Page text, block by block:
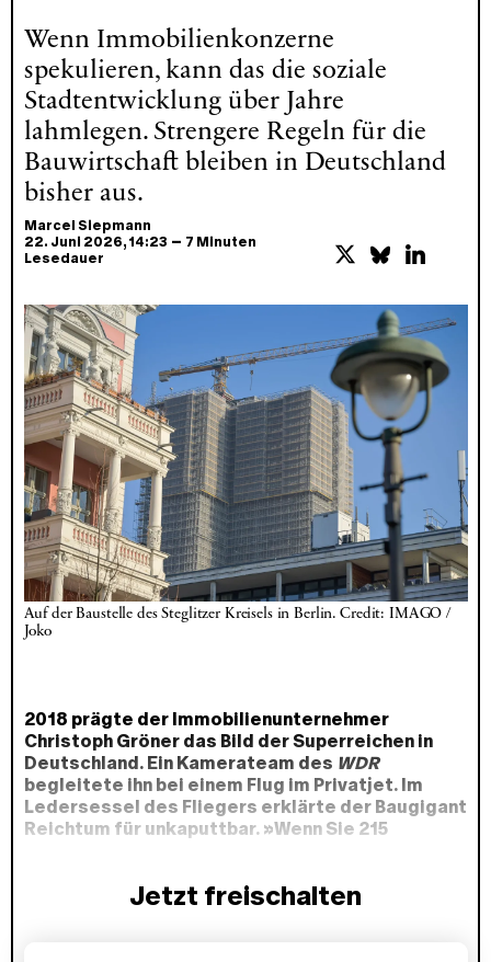
Wenn Immobilienkonzerne
spekulieren, kann das die soziale
Stadtentwicklung über Jahre
lahmlegen. Strengere Regeln für die
Bauwirtschaft bleiben in Deutschland
bisher aus.
Marcel Siepmann
22. Juni 2026, 14:23 – 7 Minuten
Lesedauer
Auf der Baustelle des Steglitzer Kreisels in Berlin. Credit: IMAGO /
Joko
2018 prägte der Immobilienunternehmer
Christoph Gröner das Bild der Superreichen in
Deutschland. Ein Kamerateam des WDR
begleitete ihn bei einem Flug im Privatjet. Im
Ledersessel des Fliegers erklärte der Baugigant
Reichtum für unkaputtbar. »Wenn Sie 215
herein.« Vor allem die Immobilienbranche war
Jetzt freischalten